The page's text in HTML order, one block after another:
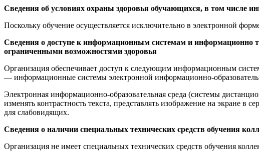
Сведения об условиях охраны здоровья обучающихся, в том числе
Поскольку обучение осуществляется исключительно в электронной
Сведения о доступе к информационным системам и информационно
ограниченными возможностями здоровья
Организация обеспечивает доступ к следующим информационным
— информационные системы электронной информационно-
Электронная информационно-образовательная среда (системы
изменять контрастность текста, представлять изображение на экране
для слабовидящих.
Сведения о наличии специальных технических средств обучения
Организация не имеет специальных технических средств обучения